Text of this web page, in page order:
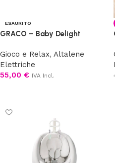
ESAURITO
GRACO – Baby Delight
Gioco e Relax, Altalene
Elettriche
55,00 € IVA Incl.